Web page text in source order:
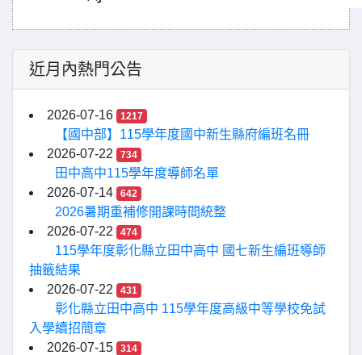
近月內熱門公告
2026-07-16 1217
【國中部】115學年度國中新生縣府編班名冊
2026-07-22
734
田中高中115學年度導師名單
2026-07-14
642
2026暑期重補修開課時間統整
2026-07-22
474
115學年度彰化縣立田中高中 國七新生編班導師
抽籤結果
2026-07-22
431
彰化縣立田中高中 115學年度高級中等學校免試
入學續招簡章
2026-07-15
314